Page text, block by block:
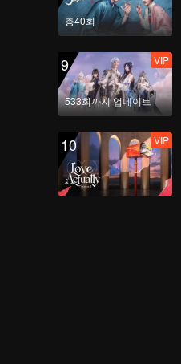
총40회
9
533회까지 업데이트
VIP
10 VIP